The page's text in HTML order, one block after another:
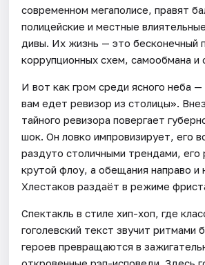
современном мегаполисе, правят
полицейские и местные
дивы. Их жизнь — это бесконечный
коррупционных схем, самообмана и
И вот как гром среди ясного неба
вам едет ревизор из столицы».
тайного ревизора повергает
шок. Он ловко импровизирует, его
раздуто столичными трендами, его
крутой флоу, а обещания направо и
Хлестаков раздаёт в режиме
Спектакль в стиле хип-хоп, где
гоголевский текст звучит ритмами
героев превращаются в